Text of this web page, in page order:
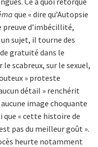
que « dire qu’Autopsie
d’imbécillité,
sujet, il tourne des
gratuité dans le
scabreux, sur le sexuel,
» proteste
détail » renchérit
image choquante
que « cette histoire de
pas du meilleur goût ».
heurte notamment